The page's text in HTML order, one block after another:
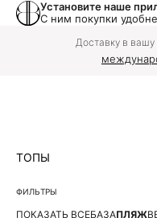
Установите наше
С ним покупки
Доставку в
ТОПЫ
ФИЛЬТРЫ
ПОКАЗАТЬ ВСЕБАЗАПЛЯЖ